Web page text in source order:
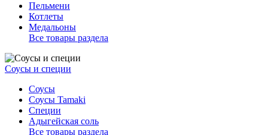
Пельмени
Котлеты
Медальоны
Все товары раздела
Соусы и специи
Соусы
Соусы Tamaki
Специи
Адыгейская соль
Все товары раздела